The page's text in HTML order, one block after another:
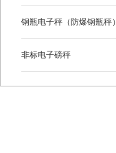
钢瓶电子秤（防爆钢瓶秤）
非标电子磅秤